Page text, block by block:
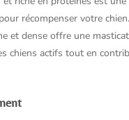
récompenser votre chien.
et dense offre une
chiens actifs tout en